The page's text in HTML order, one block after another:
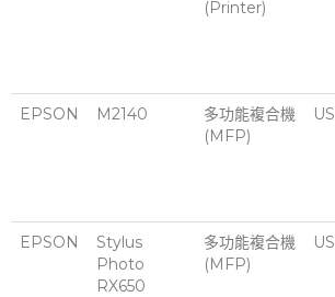
(Printer)
EPSON M2140
多功能複合機
(MFP)
EPSON
Stylus
Photo
RX650
多功能複合機
(MFP)